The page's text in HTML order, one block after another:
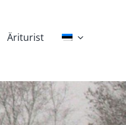
Äriturist